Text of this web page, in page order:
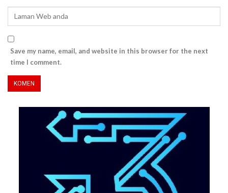
Save my name, email, and website in this browser for the next
time I comment.